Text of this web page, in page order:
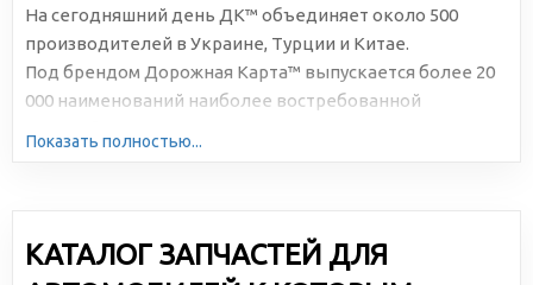
На сегодняшний день ДК™ объединяет около 500
производителей в Украине, Турции и Китае.
Под брендом Дорожная Карта™ выпускается более 20
000 наименований наиболее востребованной
Показать полностью...
КАТАЛОГ ЗАПЧАСТЕЙ ДЛЯ